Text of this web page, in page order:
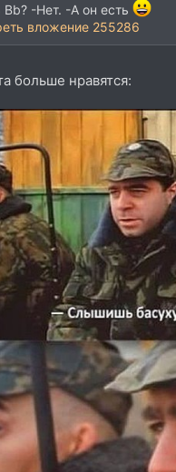
-Нет. -А он есть
вложение 255286
больше нравятся: